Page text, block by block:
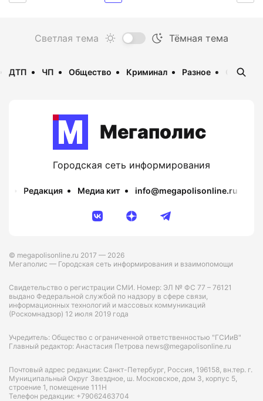
ДТП ЧП Общество Криминал Разное
Мегаполис
Городская сеть информирования
Редакция Медиа кит info@megapolisonline.ru
© megapolisonline.ru 2017 — 2026
Мегаполис — Городская сеть информирования и взаимопомощи
Свидетельство о регистрации СМИ. Номер: ЭЛ № ФС 77 – 76121
выдано Федеральной службой по надзору в сфере связи,
информационных технологий и массовых коммуникаций
(Роскомнадзор) 12 июля 2019 года
Учредитель: Общество с ограниченной ответственностью "ГСИиВ"
Главный редактор: Анастасия Петрова news@megapolisonline.ru
Почтовый адрес редакции: Санкт-Петербург, Россия, 196158, вн.тер. г.
Муниципальный Округ Звездное, ш. Московское, дом 3, корпус 5,
строение 1, помещение 111Н
Телефон редакции: +79062463704